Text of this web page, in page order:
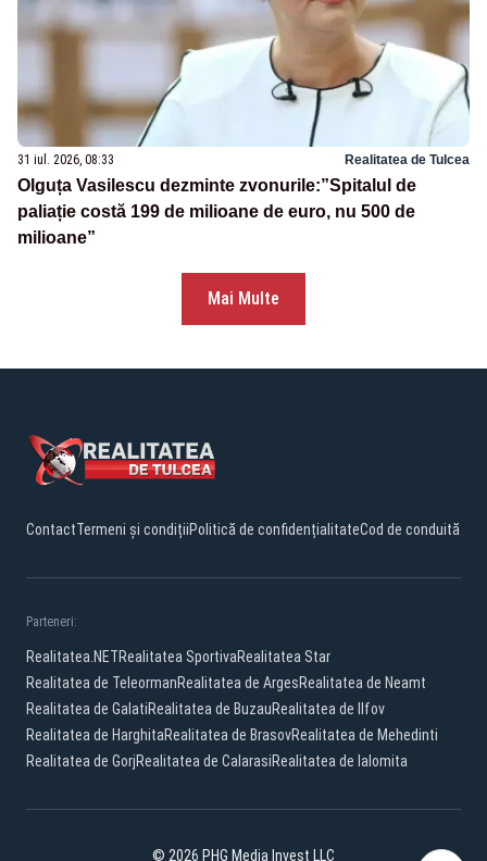
31 iul. 2026, 08:33 Realitatea de Tulcea
Olguța Vasilescu dezminte zvonurile:”Spitalul de
paliație costă 199 de milioane de euro, nu 500 de
milioane”
Mai Multe
ContactTermeni și condițiiPolitică de confidențialitateCod de conduită
Parteneri:
Realitatea.NETRealitatea SportivaRealitatea Star
Realitatea de TeleormanRealitatea de ArgesRealitatea de Neamt
Realitatea de GalatiRealitatea de BuzauRealitatea de Ilfov
Realitatea de HarghitaRealitatea de BrasovRealitatea de Mehedinti
Realitatea de GorjRealitatea de CalarasiRealitatea de Ialomita
© 2026 PHG Media Invest LLC